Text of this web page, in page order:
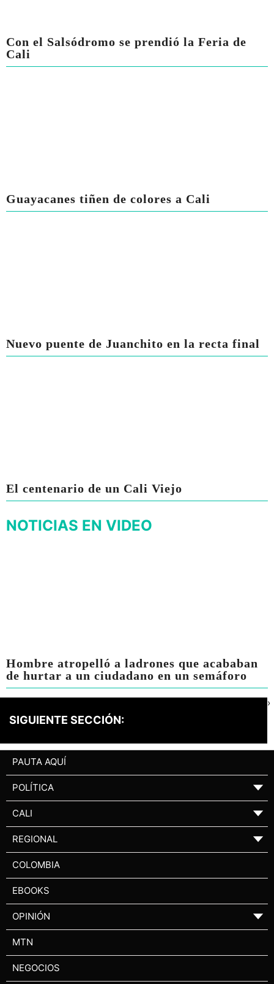
Con el Salsódromo se prendió la Feria de
Cali
Guayacanes tiñen de colores a Cali
Nuevo puente de Juanchito en la recta final
El centenario de un Cali Viejo
NOTICIAS EN VIDEO
Hombre atropelló a ladrones que acababan
de hurtar a un ciudadano en un semáforo
SIGUIENTE SECCIÓN:
›
PAUTA AQUÍ
POLÍTICA ▼
CALI ▼
REGIONAL ▼
COLOMBIA
EBOOKS
OPINIÓN ▼
MTN
NEGOCIOS